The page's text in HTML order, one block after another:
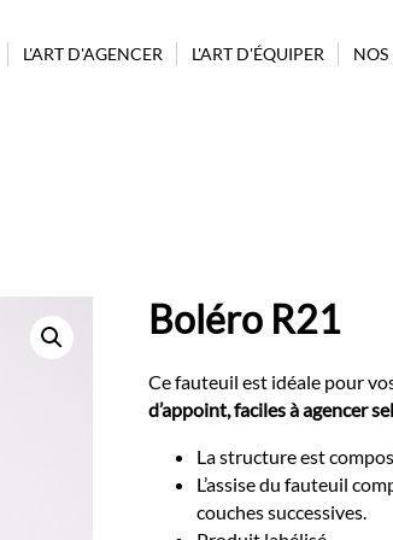
L'ART D'AGENCER
MODULES STANDARDS
L'ART D'ÉQUIPER
REHAUSSEURS
NOS
Boléro R21
Ce fauteuil est idéale pour
d’appoint, faciles à agencer
La structure est
L’assise du fauteuil
couches successives.